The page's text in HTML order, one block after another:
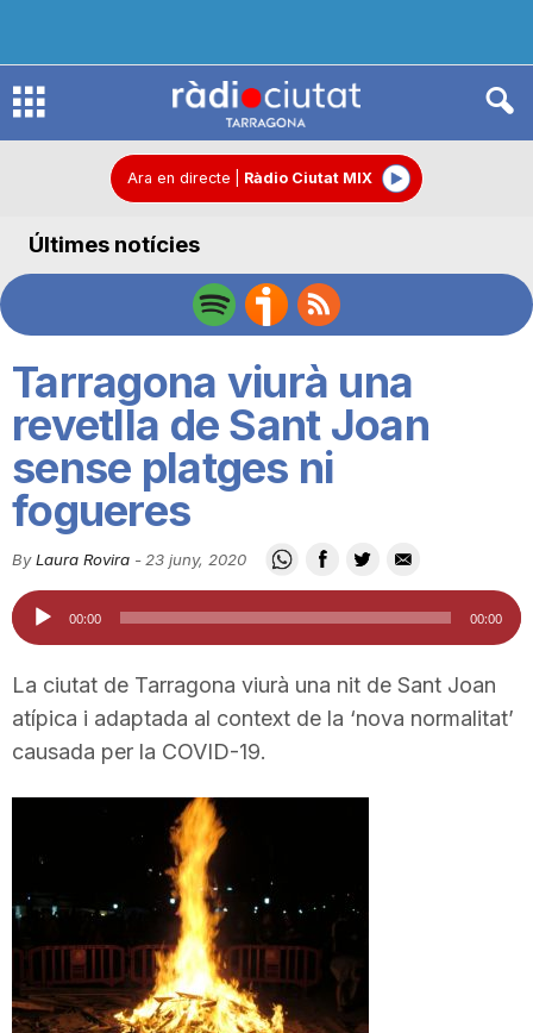
R
d
C
i
t
e
Ara en directe Ràdio Ciutat MIX
Últimes notícies
Tarragona viurà una
revetlla de Sant Joan
sense platges ni
fogueres
By Laura Rovira - 23 juny, 2020
Reproductor
d'àudio
00:00 00:00
La ciutat de Tarragona viurà una nit de Sant Joan
atípica i adaptada al context de la ‘nova normalitat’
causada per la COVID-19.